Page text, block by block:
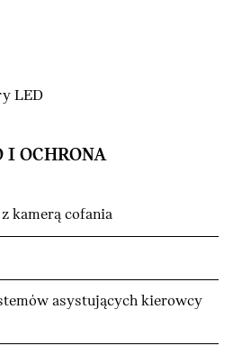
LED
I OCHRONA
kamerą cofania
asystujących kierowcy